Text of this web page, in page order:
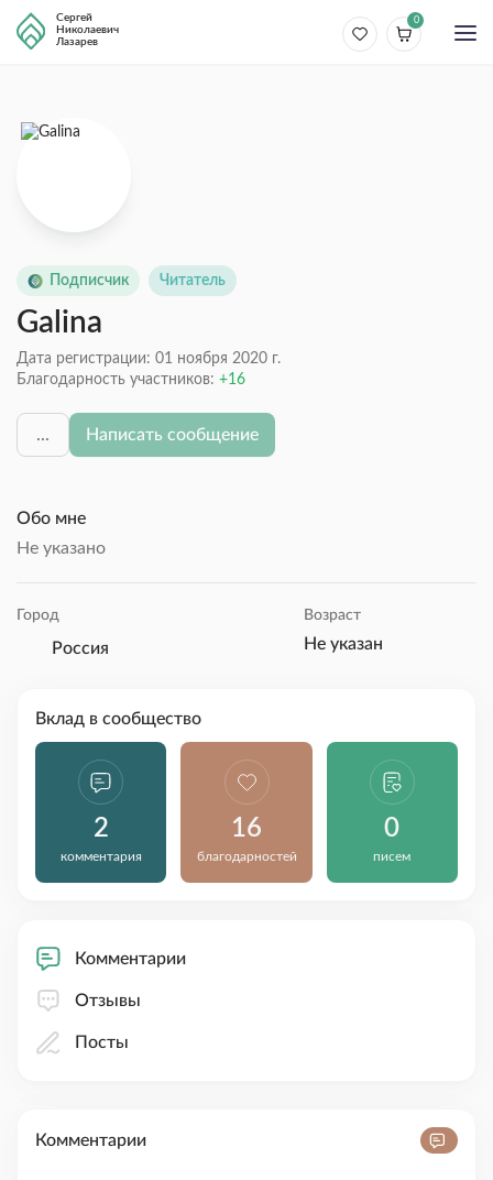
Сергей
Николаевич
Лазарев
0
Подписчик Читатель
Galina
Дата регистрации: 01 ноября 2020 г.
Благодарность участников:
16
... Написать сообщение
Обо мне
Не указано
Город
Россия
Возраст
Не указан
Вклад в сообщество
2
комментария
16
благодарностей
0
писем
Комментарии
Отзывы
Посты
Комментарии